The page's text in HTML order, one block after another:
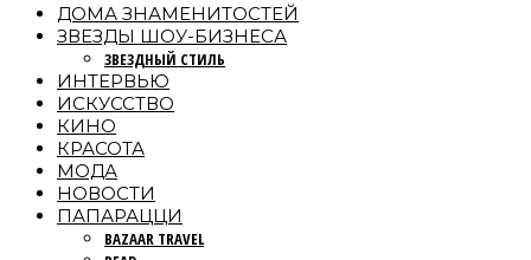
ДОМА ЗНАМЕНИТОСТЕЙ
ЗВЕЗДЫ ШОУ-БИЗНЕСА
ЗВЕЗДНЫЙ СТИЛЬ
ИНТЕРВЬЮ
ИСКУССТВО
КИНО
КРАСОТА
МОДА
НОВОСТИ
ПАПАРАЦЦИ
BAZAAR TRAVEL